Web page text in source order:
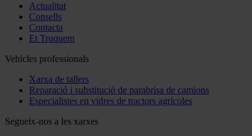
Actualitat
Consells
Contacta
Et Truquem
Vehicles professionals
Xarxa de tallers
Reparació i substitució de parabrisa de camions
Especialistes en vidres de tractors agrícoles
Segueix-nos a les xarxes